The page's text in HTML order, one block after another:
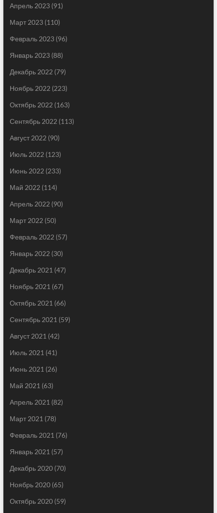
Апрель 2023(91)
Март 2023(110)
Февраль 2023(96)
Январь 2023(88)
Декабрь 2022 (79)
Ноябрь 2022 (223)
Октябрь 2022 (163)
Сентябрь 2022 (113)
Август 2022 (90)
Июль 2022 (123)
Июнь 2022 (233)
Май 2022 (114)
Апрель 2022 (90)
Март 2022 (50)
Февраль 2022 (57)
Январь 2022 (30)
Декабрь 2021 (47)
Ноябрь 2021 (67)
Октябрь 2021 (66)
Сентябрь 2021 (59)
Август 2021 (42)
Июль 2021 (41)
Июнь 2021 (26)
Май 2021 (63)
Апрель 2021 (82)
Март 2021 (78)
Февраль 2021 (76)
Январь 2021 (57)
Декабрь 2020(70)
Ноябрь 2020(65)
Октябрь 2020(59)